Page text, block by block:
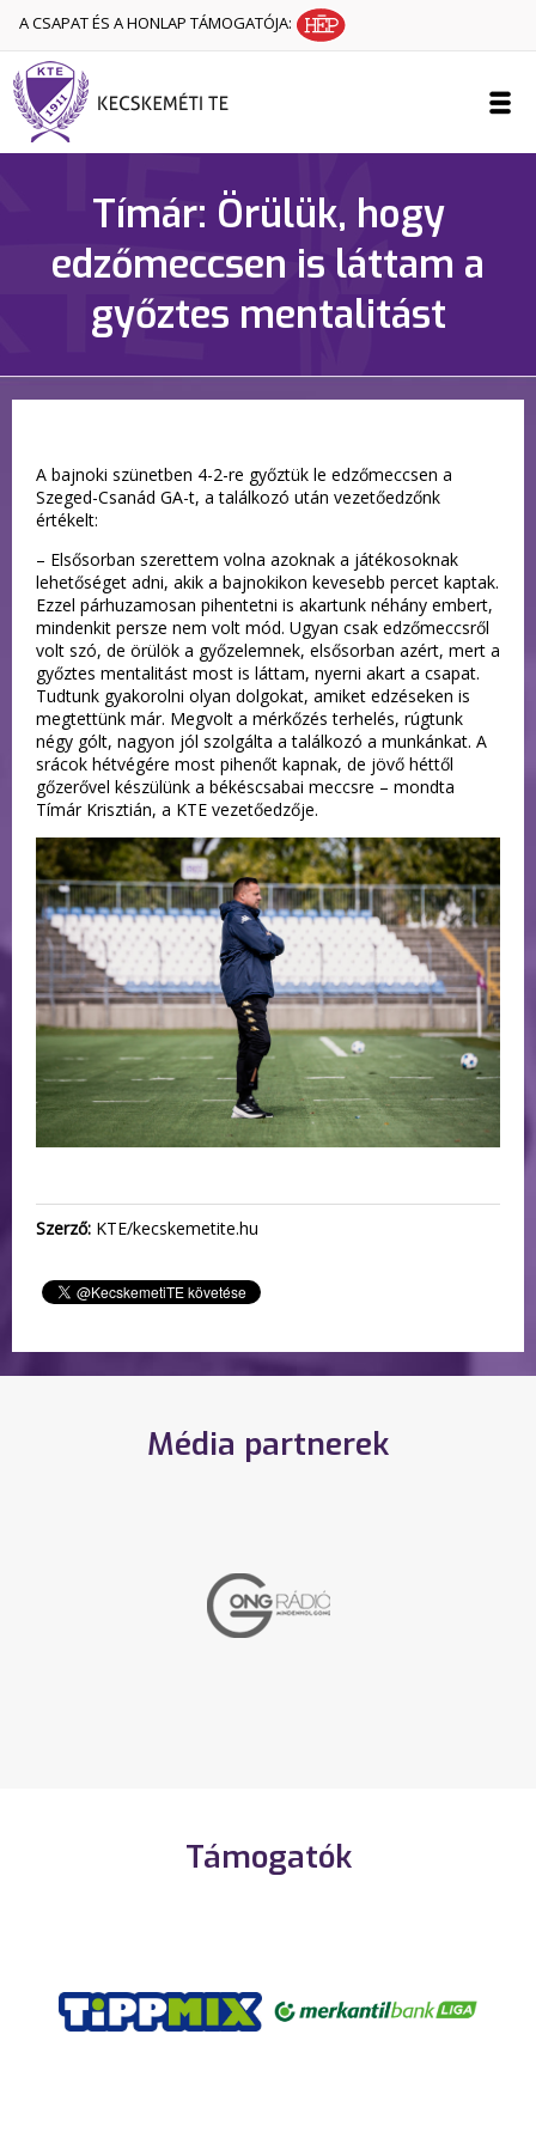
A CSAPAT ÉS A HONLAP TÁMOGATÓJA:
Tímár: Örülük, hogy
edzőmeccsen is láttam a
győztes mentalitást
A bajnoki szünetben 4-2-re győztük le edzőmeccsen a
Szeged-Csanád GA-t, a találkozó után vezetőedzőnk
értékelt:
– Elsősorban szerettem volna azoknak a játékosoknak
lehetőséget adni, akik a bajnokikon kevesebb percet kaptak.
Ezzel párhuzamosan pihentetni is akartunk néhány embert,
mindenkit persze nem volt mód. Ugyan csak edzőmeccsről
volt szó, de örülök a győzelemnek, elsősorban azért, mert a
győztes mentalitást most is láttam, nyerni akart a csapat.
Tudtunk gyakorolni olyan dolgokat, amiket edzéseken is
megtettünk már. Megvolt a mérkőzés terhelés, rúgtunk
négy gólt, nagyon jól szolgálta a találkozó a munkánkat. A
srácok hétvégére most pihenőt kapnak, de jövő héttől
gőzerővel készülünk a békéscsabai meccsre – mondta
Tímár Krisztián, a KTE vezetőedzője.
Szerző: KTE/kecskemetite.hu
Média partnerek
Támogatók